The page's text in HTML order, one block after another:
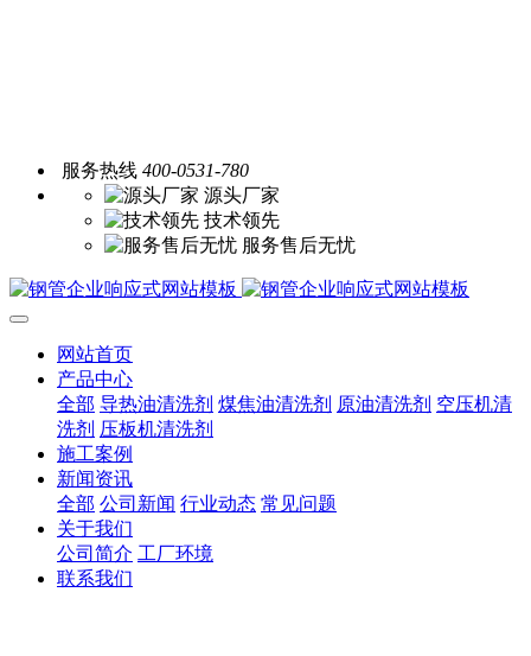
服务热线 400-0531-780
源头厂家
技术领先
服务售后无忧
网站首页
产品中心
全部 导热油清洗剂 煤焦油清洗剂 原油清洗剂 空压机清
洗剂 压板机清洗剂
施工案例
新闻资讯
全部 公司新闻 行业动态 常见问题
关于我们
公司简介 工厂环境
联系我们